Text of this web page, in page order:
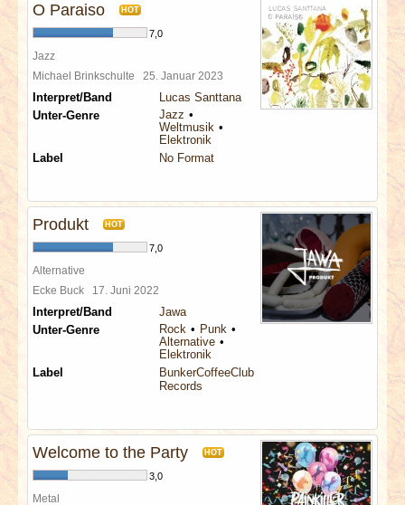
O Paraiso HOT
7,0
Jazz
Michael Brinkschulte 25. Januar 2023
Interpret/Band
Lucas Santtana
Unter-Genre
Jazz
Weltmusik
Elektronik
Label
No Format
Produkt HOT
7,0
Alternative
Ecke Buck 17. Juni 2022
Interpret/Band
Jawa
Unter-Genre
Rock
Punk
Alternative
Elektronik
Label
BunkerCoffeeClub
Records
Welcome to the Party HOT
3,0
Metal